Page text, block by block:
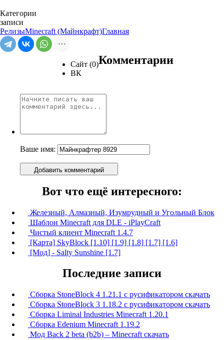
Категории
записи
РелизыMinecraft (Майнкрафт)Главная
Сайт (0)
ВК
Комментарии
Ваше имя:
Добавить комментарий
Вот что ещё интересного:
Железный, Алмазный, Изумрудный и Угольный Блок
Шаблон Minecraft для DLE - iPlayCraft
Чистый клиент Minecraft 1.4.7
[Карта] SkyBlock [1.10] [1.9] [1.8] [1.7] [1.6]
[Мод] - Salty Sunshine [1.7]
Последние записи
Сборка StoneBlock 4 1.21.1 с русификатором скачать
Сборка StoneBlock 3 1.18.2 с русификатором скачать
Сборка Liminal Industries Minecraft 1.20.1
Сборка Edenium Minecraft 1.19.2
Мод Back 2 beta (b2b) – Minecraft скачать